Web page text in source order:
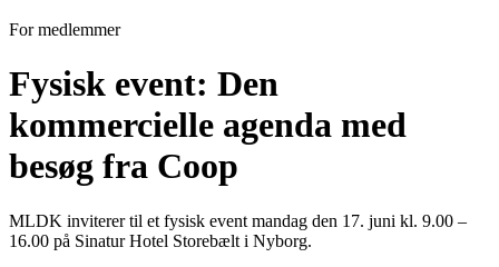
For medlemmer
Fysisk event: Den
kommercielle agenda med
besøg fra Coop
MLDK inviterer til et fysisk event mandag den 17. juni kl. 9.00 –
16.00 på Sinatur Hotel Storebælt i Nyborg.